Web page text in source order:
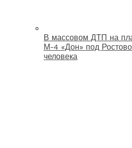
В массовом ДТП на
М-4 «Дон» под
человека